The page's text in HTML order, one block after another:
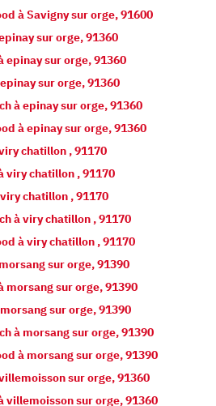
àSavigny sur orge,91600
sur orge,91360
epinay sur orge,91360
epinay sur orge,91360
àepinay sur orge,91360
àepinay sur orge,91360
chatillon ,91170
viry chatillon ,91170
viry chatillon ,91170
àviry chatillon ,91170
àviry chatillon ,91170
morsang sur orge,91390
morsang sur orge,91390
morsang sur orge,91390
à morsang sur orge,91390
à morsang sur orge,91390
sur orge,91360
villemoisson sur orge,91360